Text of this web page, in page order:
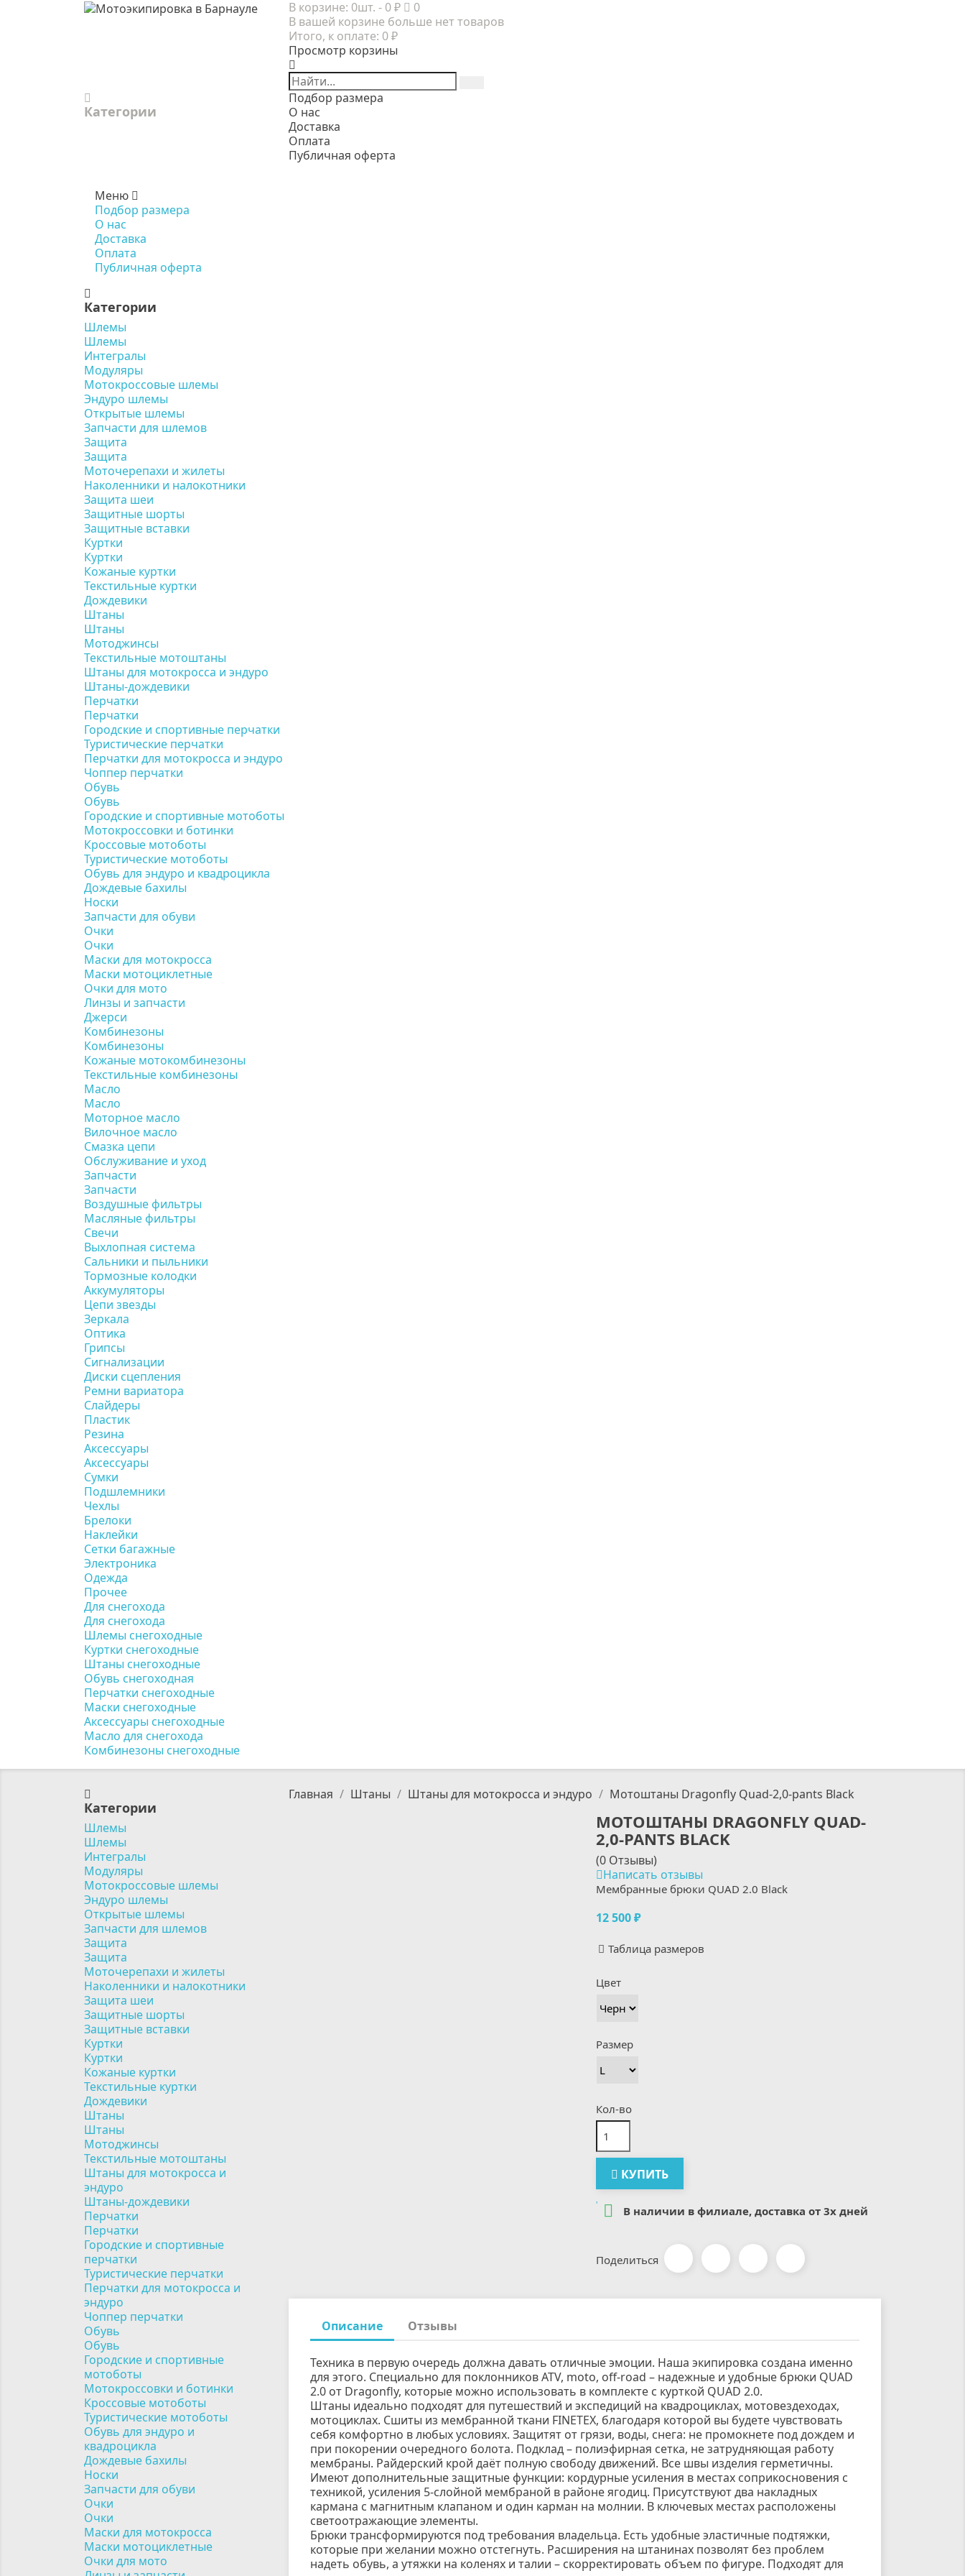
В корзине: 0шт. - 0 ₽
0
В вашей корзине больше нет товаров
Итого, к оплате: 0 ₽
Просмотр корзины
Категории
Подбор размера
О нас
Доставка
Оплата
Публичная оферта
Меню
Подбор размера
О нас
Доставка
Оплата
Публичная оферта
Категории
Шлемы
Шлемы
Интегралы
Модуляры
Мотокроссовые шлемы
Эндуро шлемы
Открытые шлемы
Запчасти для шлемов
Защита
Защита
Моточерепахи и жилеты
Наколенники и налокотники
Защита шеи
Защитные шорты
Защитные вставки
Куртки
Куртки
Кожаные куртки
Текстильные куртки
Дождевики
Штаны
Штаны
Мотоджинсы
Текстильные мотоштаны
Штаны для мотокросса и эндуро
Штаны-дождевики
Перчатки
Перчатки
Городские и спортивные перчатки
Туристические перчатки
Перчатки для мотокросса и эндуро
Чоппер перчатки
Обувь
Обувь
Городские и спортивные мотоботы
Мотокроссовки и ботинки
Кроссовые мотоботы
Туристические мотоботы
Обувь для эндуро и квадроцикла
Дождевые бахилы
Носки
Запчасти для обуви
Очки
Очки
Маски для мотокросса
Маски мотоциклетные
Очки для мото
Линзы и запчасти
Джерси
Комбинезоны
Комбинезоны
Кожаные мотокомбинезоны
Текстильные комбинезоны
Масло
Масло
Моторное масло
Вилочное масло
Смазка цепи
Обслуживание и уход
Запчасти
Запчасти
Воздушные фильтры
Масляные фильтры
Свечи
Выхлопная система
Сальники и пыльники
Тормозные колодки
Аккумуляторы
Цепи звезды
Зеркала
Оптика
Грипсы
Сигнализации
Диски сцепления
Ремни вариатора
Слайдеры
Пластик
Резина
Аксессуары
Аксессуары
Сумки
Подшлемники
Чехлы
Брелоки
Наклейки
Сетки багажные
Электроника
Одежда
Прочее
Для снегохода
Для снегохода
Шлемы снегоходные
Куртки снегоходные
Штаны снегоходные
Обувь снегоходная
Перчатки снегоходные
Маски снегоходные
Аксессуары снегоходные
Масло для снегохода
Комбинезоны снегоходные
Категории
Шлемы
Шлемы
Интегралы
Модуляры
Мотокроссовые шлемы
Эндуро шлемы
Открытые шлемы
Запчасти для шлемов
Защита
Защита
Моточерепахи и жилеты
Наколенники и налокотники
Защита шеи
Защитные шорты
Защитные вставки
Куртки
Куртки
Кожаные куртки
Текстильные куртки
Дождевики
Штаны
Штаны
Мотоджинсы
Текстильные мотоштаны
Штаны для мотокросса и
эндуро
Штаны-дождевики
Перчатки
Перчатки
Городские и спортивные
перчатки
Туристические перчатки
Перчатки для мотокросса и
эндуро
Чоппер перчатки
Обувь
Обувь
Городские и спортивные
мотоботы
Мотокроссовки и ботинки
Кроссовые мотоботы
Туристические мотоботы
Обувь для эндуро и
квадроцикла
Дождевые бахилы
Носки
Запчасти для обуви
Очки
Очки
Маски для мотокросса
Маски мотоциклетные
Очки для мото
Главная Штаны Штаны для мотокросса и эндуро Мотоштаны Dragonfly Quad-2,0-pants Black
МОТОШТАНЫ DRAGONFLY QUAD-
2,0-PANTS BLACK
(0 Отзывы)
Написать отзывы
Мембранные брюки QUAD 2.0 Black
12 500 ₽
Таблица размеров
Цвет
Размер
Кол-во
КУПИТЬ
 В наличии в филиале, доставка от 3х дней
Поделиться
Описание Отзывы
Техника в первую очередь должна давать отличные эмоции. Наша экипировка создана именно
для этого. Специально для поклонников ATV, moto, off-road – надежные и удобные брюки QUAD
2.0 от Dragonfly, которые можно использовать в комплекте с курткой QUAD 2.0.
Штаны идеально подходят для путешествий и экспедиций на квадроциклах, мотовездеходах,
мотоциклах. Сшиты из мембранной ткани FINETEX, благодаря которой вы будете чувствовать
себя комфортно в любых условиях. Защитят от грязи, воды, снега: не промокнете под дождем и
при покорении очередного болота. Подклад – полиэфирная сетка, не затрудняющая работу
мембраны. Райдерский крой даёт полную свободу движений. Все швы изделия герметичны.
Имеют дополнительные защитные функции: кордурные усиления в местах соприкосновения с
техникой, усиления 5-слойной мембраной в районе ягодиц. Присутствуют два накладных
кармана с магнитным клапаном и один карман на молнии. В ключевых местах расположены
светоотражающие элементы.
Брюки трансформируются под требования владельца. Есть удобные эластичные подтяжки,
которые при желании можно отстегнуть. Расширения на штанинах позволят без проблем
надеть обувь, а утяжки на коленях и талии – скорректировать объем по фигуре. Подходят для